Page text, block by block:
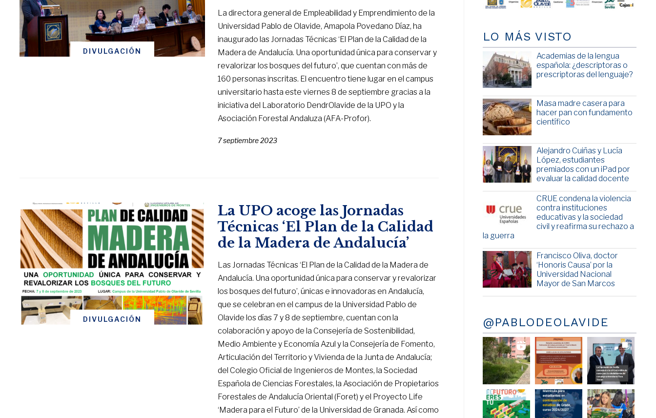
DIVULGACIÓN
La directora general de Empleabilidad y Emprendimiento de la
Universidad Pablo de Olavide, Amapola Povedano Díaz, ha
inaugurado las Jornadas Técnicas ‘El Plan de la Calidad de la
Madera de Andalucía. Una oportunidad única para conservar y
revalorizar los bosques del futuro’, que cuentan con más de
160 personas inscritas. El encuentro tiene lugar en el campus
universitario hasta este viernes 8 de septiembre gracias a la
iniciativa del Laboratorio DendrOlavide de la UPO y la
Asociación Forestal Andaluza (AFA-Profor).
7 septiembre 2023
DIVULGACIÓN
La UPO acoge las Jornadas
Técnicas ‘El Plan de la Calidad
de la Madera de Andalucía’
Las Jornadas Técnicas ‘El Plan de la Calidad de la Madera de
Andalucía. Una oportunidad única para conservar y revalorizar
los bosques del futuro’, únicas e innovadoras en Andalucía,
que se celebran en el campus de la Universidad Pablo de
Olavide los días 7 y 8 de septiembre, cuentan con la
colaboración y apoyo de la Consejería de Sostenibilidad,
Medio Ambiente y Economía Azul y la Consejería de Fomento,
Articulación del Territorio y Vivienda de la Junta de Andalucía;
del Colegio Oficial de Ingenieros de Montes, la Sociedad
Española de Ciencias Forestales, la Asociación de Propietarios
Forestales de Andalucía Oriental (Foret) y el Proyecto Life
‘Madera para el Futuro’ de la Universidad de Granada. Así como
LO MÁS VISTO
Academias de la lengua
española: ¿descriptoras o
prescriptoras del lenguaje?
Masa madre casera para
hacer pan con fundamento
científico
Alejandro Cuiñas y Lucía
López, estudiantes
premiados con un iPad por
evaluar la calidad docente
CRUE condena la violencia
contra instituciones
educativas y la sociedad
civil y reafirma su rechazo a
la guerra
Francisco Oliva, doctor
‘Honoris Causa’ por la
Universidad Nacional
Mayor de San Marcos
@PABLODEOLAVIDE